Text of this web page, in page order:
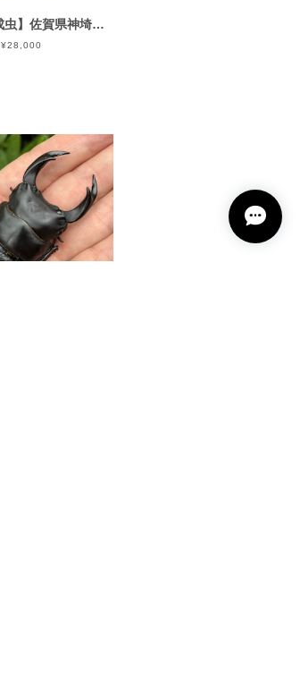
【美形・新成虫】佐賀県神埼郡神埼町産”オオクワガタペア（♂81mm） # 8052−201
¥28,000